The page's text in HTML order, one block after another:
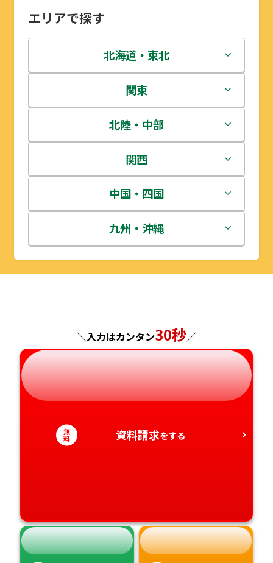
エリアで探す
北海道・東北
北海道
青森県
岩手県
宮城県
秋田県
山形県
関東
茨城県
栃木県
群馬県
埼玉県
千葉県
神奈川県
北陸・中部
新潟県
富山県
石川県
福井県
岐阜県
静岡県
愛知県
関西
三重県
滋賀県
京都府
奈良県
和歌山県
中国・四国
鳥取県
島根県
広島県
山口県
徳島県
香川県
九州・沖縄
福岡県
長崎県
熊本県
大分県
宮崎県
＼入力はカンタン30秒／
無
料 資料請求をする